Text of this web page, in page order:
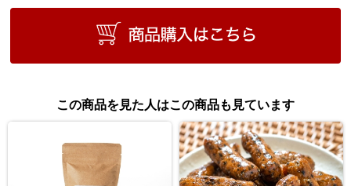
この商品を見た人はこの商品も見ています